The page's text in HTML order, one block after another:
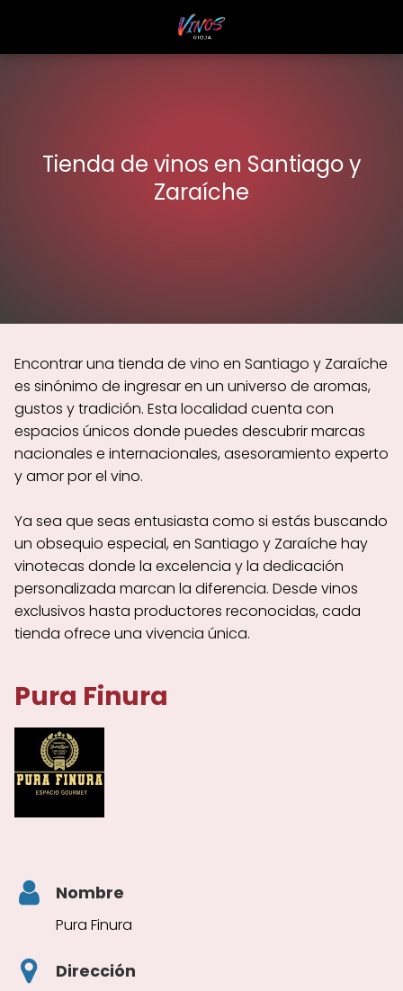
Tienda de vinos en Santiago y
Zaraíche
Encontrar una tienda de vino en Santiago y Zaraíche
es sinónimo de ingresar en un universo de aromas,
gustos y tradición. Esta localidad cuenta con
espacios únicos donde puedes descubrir marcas
nacionales e internacionales, asesoramiento experto
y amor por el vino.
Ya sea que seas entusiasta como si estás buscando
un obsequio especial, en Santiago y Zaraíche hay
vinotecas donde la excelencia y la dedicación
personalizada marcan la diferencia. Desde vinos
exclusivos hasta productores reconocidas, cada
tienda ofrece una vivencia única.
Pura Finura
Nombre
Pura Finura
Dirección